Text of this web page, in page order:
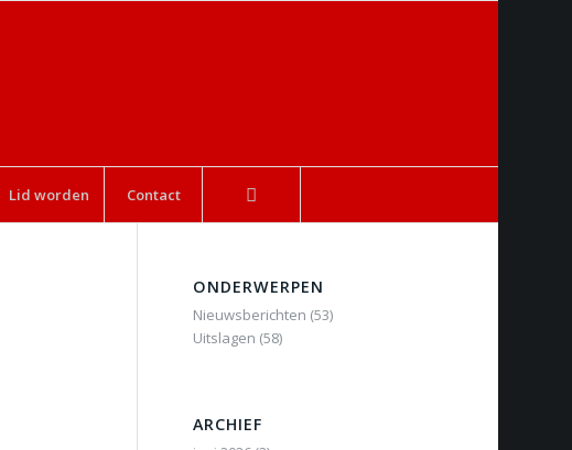
Lid worden Contact
ONDERWERPEN
Nieuwsberichten (53)
Uitslagen (58)
ARCHIEF